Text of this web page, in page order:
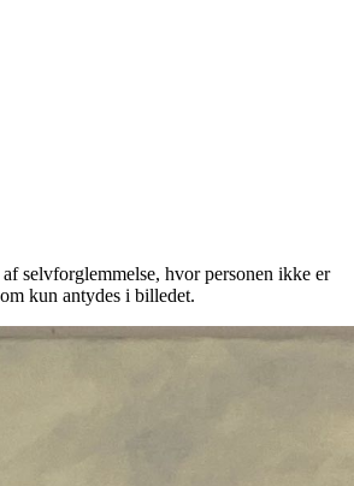
selvforglemmelse, hvor personen ikke er
kun antydes i billedet.